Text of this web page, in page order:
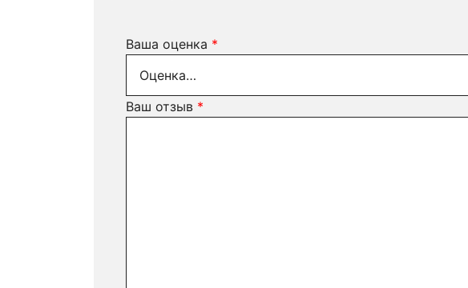
Ваша оценка *
Ваш отзыв *